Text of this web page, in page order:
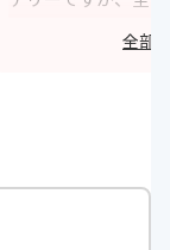
んでもやっぱり完
いるところが素晴
全部